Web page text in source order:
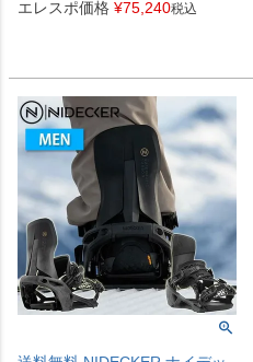
エレスポ価格 ¥75,240税込